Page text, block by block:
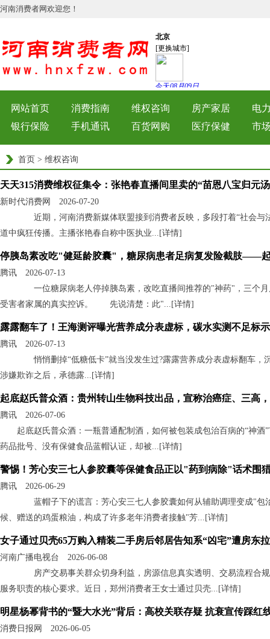
河南消费者网欢迎您！
网站首页 消费指南 维权咨询 房产家居
电
银行保险
手机通讯 百货网购 医疗保健 市
首页 > 维权咨询
天天315消费维权征集令：张艳春直播间里卖的“苗恩八宝归元
新时代消费网 2026-07-20
近期，河南消费新媒体联盟接到消费者反映，多段打着“社会与
道中疯狂传播。主播张艳春自称中医执业...[详情]
停胰岛素改吃"健延龄胶囊"，糖尿病患者足病复发险截肢——
腾讯 2026-07-13
一位糖尿病老人停掉胰岛素，改吃直播间推荐的"神药"，三个
受害者家属的真实控诉。 先说清楚：此"...[详情]
露露翻车了！王海测评曝光营养成分表虚标，碳水实测不足标
腾讯 2026-07-13
悄悄删掉“低糖低卡”就当没发生过?露露营养成分表虚标翻车
涉嫌欺诈之后，承德露...[详情]
起底赵氏普众酒：贵州转山生物科技出品，宣称治癌症、三高
腾讯 2026-07-06
起底赵氏普众酒：一瓶普通配制酒，如何被包装成包治百病的“
药品批号、没有保健食品蓝帽认证，却被...[详情]
警惕！芳心安三七人参胶囊等保健食品正以"药到病除"话术围
腾讯 2026-06-29
蓝帽子下的谎言：芳心安三七人参胶囊如何从辅助调理变成"
候、赠送的鸡蛋粮油，构成了许多老年消费者接触"芳...[详情]
女子通过贝壳65万购入精装二手房后邻居告知系“凶宅”遭房东
河南广播电视台 2026-06-08
房产交易事关群众切身利益，房源信息真实透明、交易流程合
服务职责的核心要求。近日，郑州消费者王女士通过贝壳...[详情]
明星杨幂背书的“暨大水光”背后：高校关联存疑 抗衰宣传踩红
消费日报网 2026-06-05